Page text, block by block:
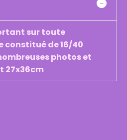
sur toute
de 16/40
photos et
27x36cm